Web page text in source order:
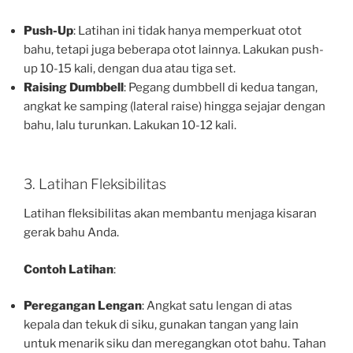
Push-Up: Latihan ini tidak hanya memperkuat otot
bahu, tetapi juga beberapa otot lainnya. Lakukan push-
up 10-15 kali, dengan dua atau tiga set.
Raising Dumbbell: Pegang dumbbell di kedua tangan,
angkat ke samping (lateral raise) hingga sejajar dengan
bahu, lalu turunkan. Lakukan 10-12 kali.
3. Latihan Fleksibilitas
Latihan fleksibilitas akan membantu menjaga kisaran
gerak bahu Anda.
Contoh Latihan:
Peregangan Lengan: Angkat satu lengan di atas
kepala dan tekuk di siku, gunakan tangan yang lain
untuk menarik siku dan meregangkan otot bahu. Tahan